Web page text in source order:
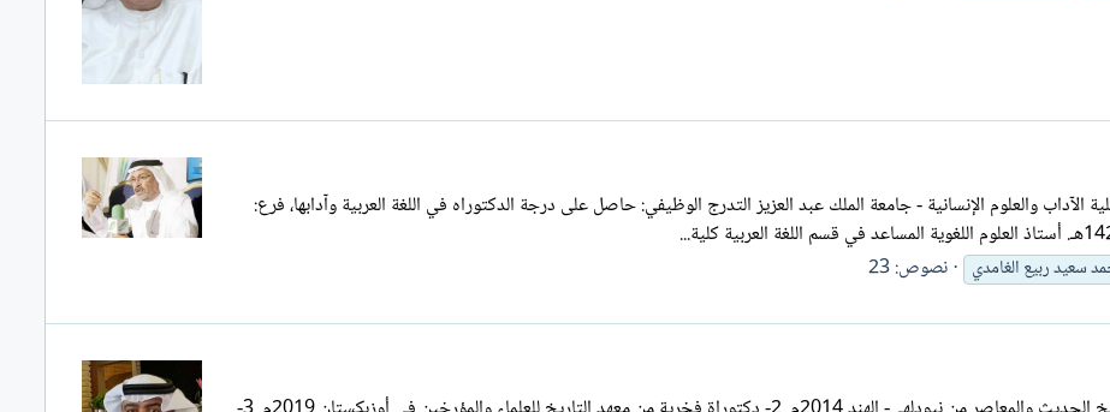
والعلوم الإنسانية - جامعة الملك عبد العزيز التدرج الوظيفي: حاصل على درجة الدكتوراه في اللغة العربية وآدابها، فرع:
سعيد ربيع الغامدي نصوص: 23